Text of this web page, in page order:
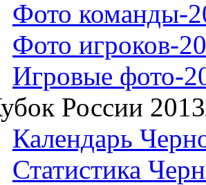
Фото команды-
Фото игроков-
Игровые фото-
России
Календарь
Статистика